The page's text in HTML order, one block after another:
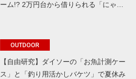
ーム!? 2万円台から借りられる「にゃ…
OUTDOOR
【自由研究】ダイソーの「お魚計測ケー
ス」と「釣り用活かしバケツ」で夏休み